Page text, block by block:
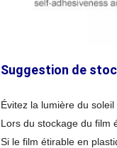
Suggestion de
Évitez la lumière du soleil
Lors du stockage du film
Si le film étirable en